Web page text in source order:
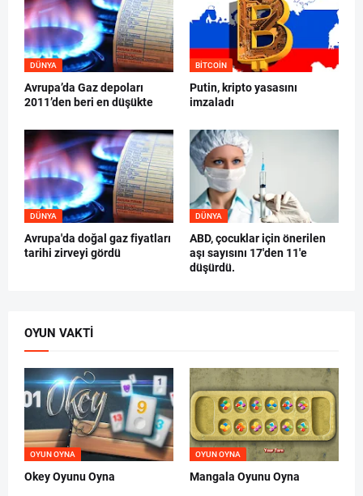
DÜNYA
Avrupa’da Gaz depoları
2011’den beri en düşükte
BITCOIN
Putin, kripto yasasını
imzaladı
DÜNYA
Avrupa'da doğal gaz fiyatları
tarihi zirveyi gördü
DÜNYA
ABD, çocuklar için önerilen
aşı sayısını 17'den 11'e
düşürdü.
OYUN VAKTI
OYUN OYNA
Okey Oyunu Oyna
OYUN OYNA
Mangala Oyunu Oyna